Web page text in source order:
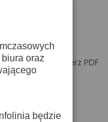
 Pobierz PDF
oraz
będzie